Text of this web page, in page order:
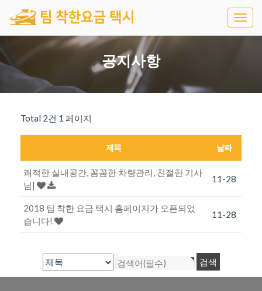
공지사항
Total 2건 1 페이지
제목 날짜
쾌적한 실내공간, 꼼꼼한 차량관리, 친절한 기사
님|
11-28
2018 팀 착한 요금 택시 홈페이지가 오픈되었
습니다!
11-28